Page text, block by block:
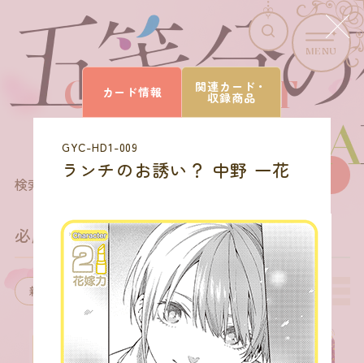
MENU
CARD LIST
カードを探す
検索結果 27 商品を選びなおす
必勝祈願デッキ 中野 一花
カード情報 関連カード・
収録商品
GYC-HD1-009
ランチのお誘い？ 中野 一花